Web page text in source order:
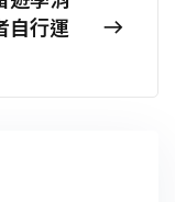
自行運